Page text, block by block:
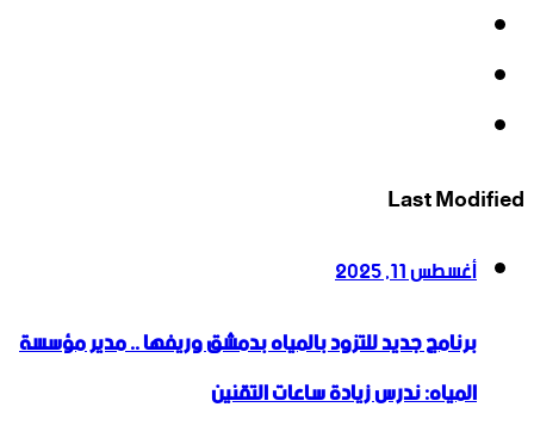
Last Modified
أغسطس 11, 2025
برنامج جديد للتزود بالمياه بدمشق وريفها .. مدير مؤسسة
المياه: ندرس زيادة ساعات التقنين